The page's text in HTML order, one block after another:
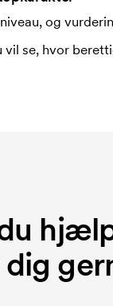
og
se, hvor